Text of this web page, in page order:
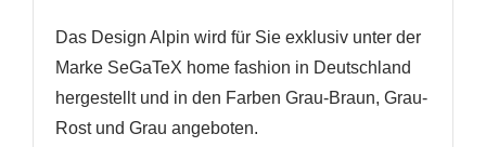
Das Design Alpin wird für Sie exklusiv unter der
Marke SeGaTeX home fashion in Deutschland
hergestellt und in den Farben Grau-Braun, Grau-
Rost und Grau angeboten.